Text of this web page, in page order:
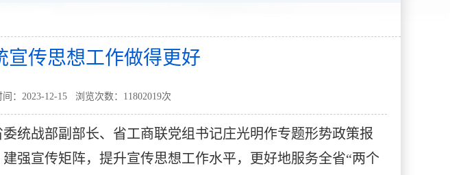
宣传思想工作做得更好
：2023-12-15 浏览次数： 11802019次
统战部副部长、省工商联党组书记庄光明作专题形势政策报
强宣传矩阵，提升宣传思想工作水平，更好地服务全省“两个